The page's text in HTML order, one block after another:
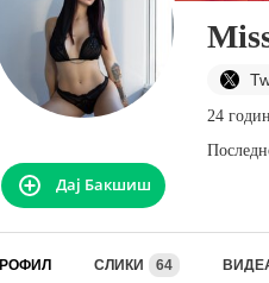
24
Дај Бакшиш
СЛИКИ 64